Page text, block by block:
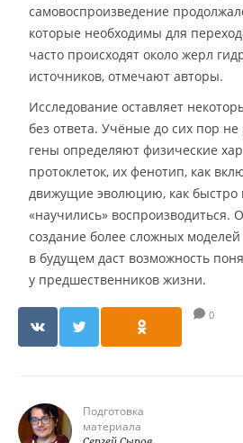
самовоспроизведение
которые необходимы для
часто происходят около жерл
источников, отмечают авторы.
Исследование оставляет
без ответа. Учёные до сих пор не
гены определяют физические
протоклеток, их фенотип, как
движущие эволюцию, как быстро
«научились» воспроизводиться.
создание более сложных моделей
в будущем даст возможность
у предшественников жизни.
0
Подготовка
материала